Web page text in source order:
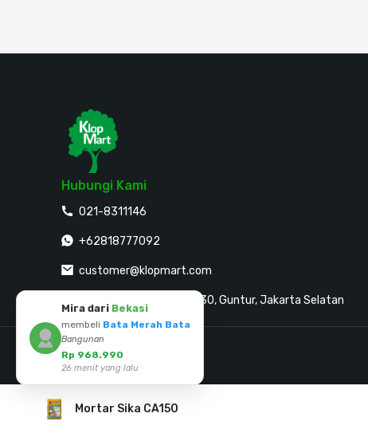
Mortar Sika CA150
Hubungi Kami
021-8311146
+62818777092
customer@klopmart.com
Jalan Sultan Agung No. 30, Guntur, Jakarta Selatan
Mitra Pembayaran
Mira dari Bekasi
membeli Bata Merah Bata
Bangunan
Rp 968.990
26 menit yang lalu